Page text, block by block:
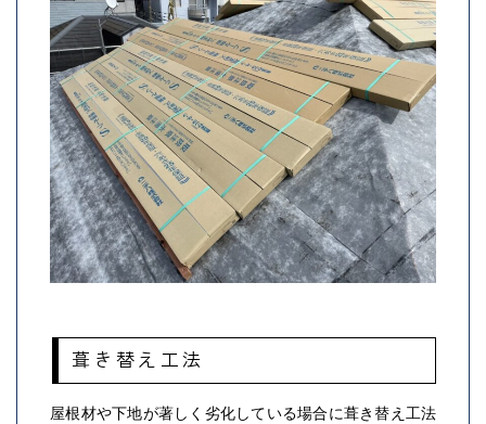
葺き替え工法
屋根材や下地が著しく劣化している場合に葺き替え工法